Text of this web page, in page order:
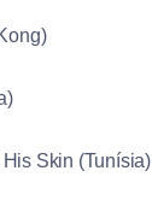
Skin (Tunísia)